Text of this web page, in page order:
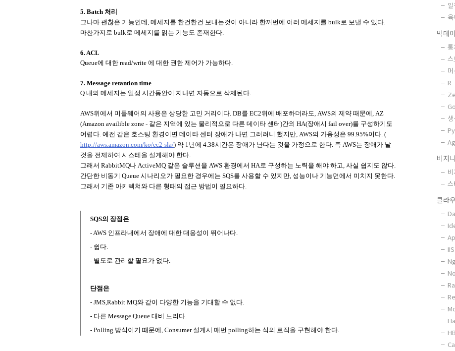
5. Batch 처리
그나마 괜찮은 기능인데, 메세지를 한건한건 보내는것이 아니라 한꺼번에 여러 메세지를 bulk로 보낼 수 있다.
마찬가지로 bulk로 메세지를 읽는 기능도 존재한다.
6. ACL
Queue에 대한 read/write 에 대한 권한 제어가 가능하다.
7. Message retantion time
Q 내의 메세지는 일정 시간동안이 지나면 자동으로 삭제된다.
AWS위에서 미들웨어의 사용은 상당한 고민 거리이다. DB를 EC2위에 배포하더라도, AWS의 제약 때문에, AZ
(Amazon availible zone - 같은 지역에 있는 물리적으로 다른 데이타 센터)간의 HA(장애시 fail over)를 구성하기도
어렵다. 예전 같은 호스팅 환경이면 데이타 센터 장애가 나면 그러려니 했지만, AWS의 가용성은 99.95%이다. (
http://aws.amazon.com/ko/ec2-sla/) 약 1년에 4.38시간은 장애가 난다는 것을 가정으로 한다. 즉 AWS는 장애가 날
것을 전제하여 시스테을 설계해야 한다.
그래서 RabbitMQ나 ActiveMQ 같은 솔루션을 AWS 환경에서 HA로 구성하는 노력을 해야 하고, 사실 쉽지도 않다.
간단한 비동기 Queue 시나리오가 필요한 경우에는 SQS를 사용할 수 있지만, 성능이나 기능면에서 미치지 못한다.
그래서 기존 아키텍쳐와 다른 형태의 접근 방법이 필요하다.
SQS의 장점은
- AWS 인프라내에서 장애에 대한 대응성이 뛰어나다.
- 쉽다.
- 별도로 관리할 필요가 없다.
단점은
- JMS,Rabbit MQ와 같이 다양한 기능을 기대할 수 없다.
- 다른 Message Queue 대비 느리다.
- Polling 방식이기 때문에, Consumer 설계시 매번 polling하는 식의 로직을 구현해야 한다.
빅데
R
비지
스
클라
IIS